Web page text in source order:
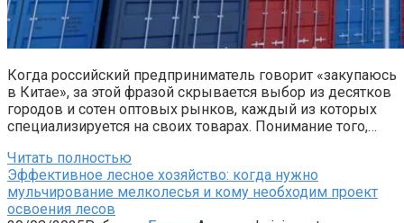
Когда российский предприниматель говорит «закупаюсь
в Китае», за этой фразой скрывается выбор из десятков
городов и сотен оптовых рынков, каждый из которых
специализируется на своих товарах. Понимание того,…
Читать полностью
Эффективное лесное хозяйство: когда нужно
мульчирование мелколесья и кому необходим проект
освоения лесов